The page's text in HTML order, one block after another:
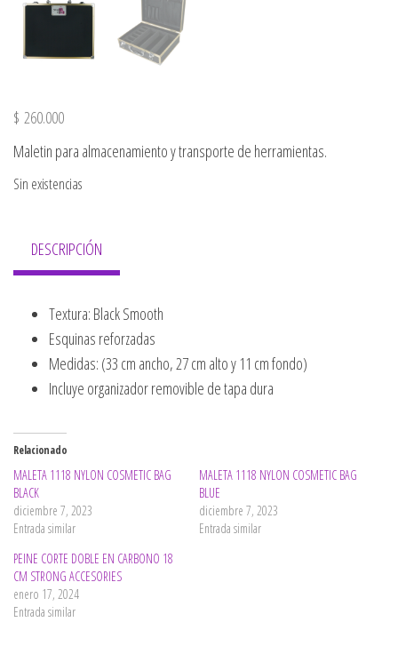
$ 260.000
Maletin para almacenamiento y transporte de herramientas.
Sin existencias
DESCRIPCIÓN
Textura: Black Smooth
Esquinas reforzadas
Medidas: (33 cm ancho, 27 cm alto y 11 cm fondo)
Incluye organizador removible de tapa dura
Relacionado
MALETA 1118 NYLON COSMETIC BAG
BLACK
diciembre 7, 2023
Entrada similar
MALETA 1118 NYLON COSMETIC BAG
BLUE
diciembre 7, 2023
Entrada similar
PEINE CORTE DOBLE EN CARBONO 18
CM STRONG ACCESORIES
enero 17, 2024
Entrada similar